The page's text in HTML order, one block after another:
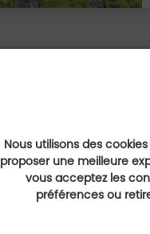
Nous utilisons des
proposer une meilleure
vous acceptez les
préférences ou